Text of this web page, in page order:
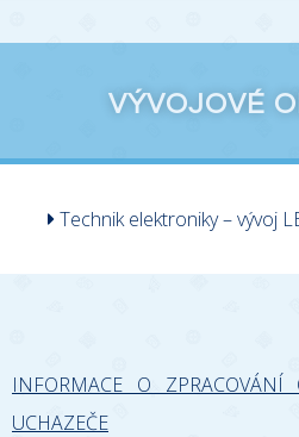
VÝVOJOVÉ
Technik elektroniky – vývoj
INFORMACE O ZPRACOVÁNÍ
UCHAZEČE